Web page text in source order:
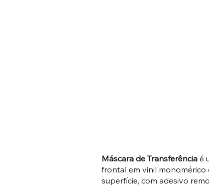
Máscara de Transferência é
frontal em vinil monomérico
superfície, com adesivo